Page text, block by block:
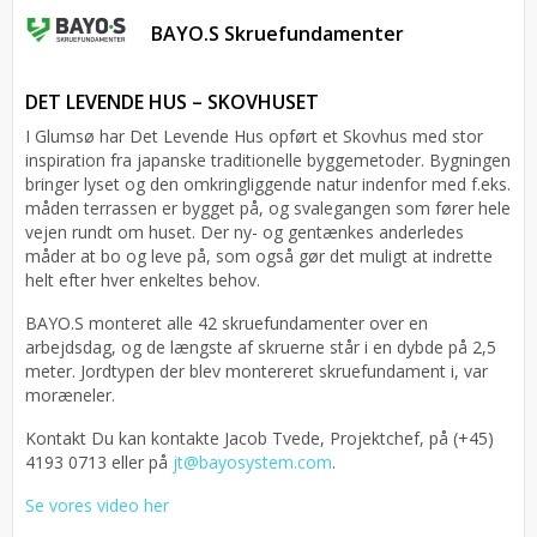
BAYO.S Skruefundamenter
DET LEVENDE HUS – SKOVHUSET
I Glumsø har Det Levende Hus opført et Skovhus med stor
inspiration fra japanske traditionelle byggemetoder. Bygningen
bringer lyset og den omkringliggende natur indenfor med f.eks.
måden terrassen er bygget på, og svalegangen som fører hele
vejen rundt om huset. Der ny- og gentænkes anderledes
måder at bo og leve på, som også gør det muligt at indrette
helt efter hver enkeltes behov.
BAYO.S monteret alle 42 skruefundamenter over en
arbejdsdag, og de længste af skruerne står i en dybde på 2,5
meter. Jordtypen der blev montereret skruefundament i, var
moræneler.
Kontakt Du kan kontakte Jacob Tvede, Projektchef, på (+45)
4193 0713 eller på jt@bayosystem.com.
Se vores video her